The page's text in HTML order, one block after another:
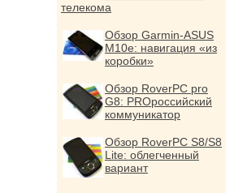
телекома
Обзор Garmin-ASUS
M10e: навигация «из
коробки»
Обзор RoverPC pro
G8: PROроссийский
коммуникатор
Обзор RoverPC S8/S8
Lite: облегченный
вариант